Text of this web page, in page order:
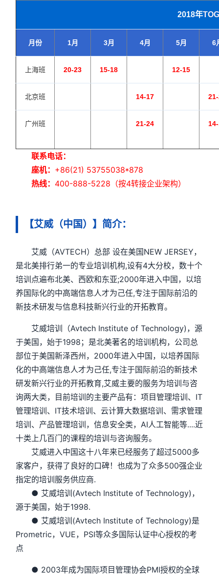
2018年
月份 1月 3月 4月 5月 6
上海班 20-23 15-18 12-15
北京班 14-17
广州班 21-24
联系电话：
座机： +86(21) 53755038*878
热线： 400-888-5228（按4转接企业架构）
【艾威（中国）】简介：
艾威（AVTECH）总部 设在美国NEW JERSEY，
是北美排行弟一的专业培训机构,设有4大分校，数十个
培训点遍布北美、西欧和东亚;2000年进入中国，以培
养国际化的中高端信息人才为己任,专注于国际前沿的
新技术研发与信息科技新兴行业的开拓教育。
艾威培训（Avtech Institute of Technology)，源
于美国，始于1998；是北美著名的培训机构，公司总
部位于美国新泽西州，2000年进入中国，以培养国际
化的中高端信息人才为己任,专注于国际前沿的新技术
研发新兴行业的开拓教育,艾威主要的服务为培训与咨
询两大类，目前培训的主要产品有：项目管理培训、IT
管理培训、IT技术培训、云计算大数据培训、需求管理
培训、产品管理培训，信息安全类，AI人工智能等....近
十类上几百门的课程的培训与咨询服务。
艾威进入中国这十八年来已经服务了超过5000多
家客户，获得了良好的口碑！也成为了众多500强企业
指定的培训服务供应商.
● 艾威培训(Avtech Institute of Technology)，
源于美国，始于1998.
● 艾威培训(Avtech Institute of Technology)是
Prometric，VUE，PSI等众多国际认证中心授权的考
点
● 2003年成为国际项目管理协会PMI授权的全球